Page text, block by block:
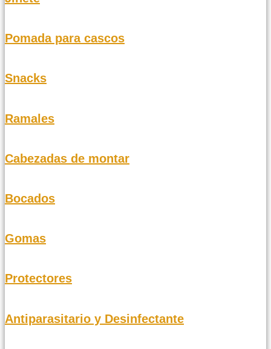
Pomada para cascos
Snacks
Ramales
Cabezadas de montar
Bocados
Gomas
Protectores
Antiparasitario y Desinfectante